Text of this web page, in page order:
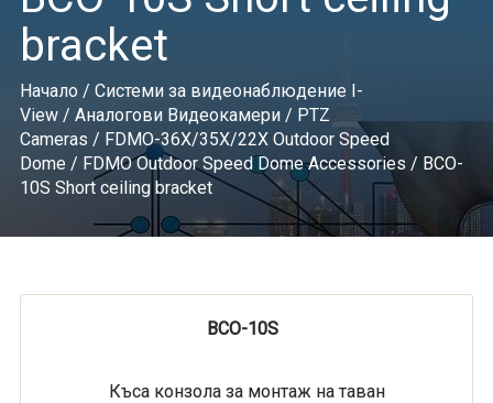
bracket
Начало/ Системи за видеонаблюдение I-
View/ Аналогови Видеокамери/ PTZ
Cameras / FDMO-36X/35X/22X Outdoor Speed
Dome / FDMO Outdoor Speed Dome Accessories / BCO-
10S Short ceiling bracket
BCO-10S
Къса конзола за монтаж на таван